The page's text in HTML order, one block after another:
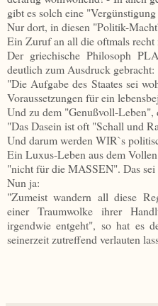
gibt es solch eine
Nur dort, in diesen "Politik-
Ein Zuruf an all die oftmals
Der griechische Philosoph
deutlich zum Ausdruck gebracht:
"Die Aufgabe des Staates sei
Voraussetzungen für ein
Und zu dem "Genußvoll-Leben",
"Das Dasein ist oft "Schall und
Und darum werden WIR`s
Ein Luxus-Leben aus dem
"nicht für die MASSEN". Das
Nun ja:
"Zumeist wandern all diese
einer Traumwolke ihrer
irgendwie entgeht", so hat es
seinerzeit zutreffend verlauten